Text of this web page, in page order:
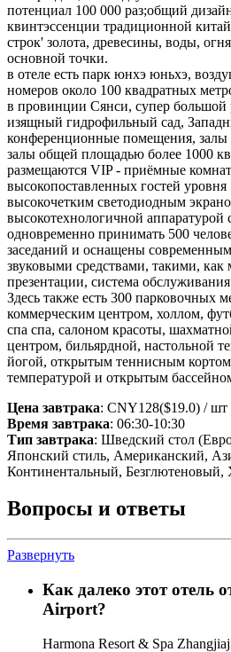
потенциал 100 000 раз;общий
квинтэссенции традиционной
строк' золота, древесины, воды,
основной точки.
в отеле есть парк юнхэ юньхэ,
номеров около 100 квадратных
в провинции Сянси, супер большой
изящный гидрофильный сад,
конференционные помещения, залы
залы общей площадью более 1000
размещаются VIP - приёмные
высокопоставленных гостей
высокочетким светодиодным
высокотехнологичной аппаратурой
одновременно принимать 500
заседаний и оснащены
звуковыми средствами, такими,
презентации, система
Здесь также есть 300 парковочных
коммерческим центром, холлом,
спа спа, салоном красоты,
центром, бильярдной, настольной
йогой, открытым теннисным
температурой и открытым
Цена завтрака: CNY128($19.0) / шт
Время завтрака: 06:30-10:30
Тип завтрака: Шведский стол
Японский стиль, Американский,
Континентальный,
Вопросы и ответы
Развернуть
Как далеко этот отель
Airport?
Harmona Resort & Spa